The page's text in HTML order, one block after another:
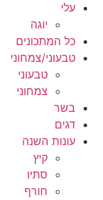
עלי
יוגה
כל המתכונים
טבעוני/צמחוני
טבעוני
צמחוני
בשר
דגים
עונות השנה
קיץ
סתיו
חורף